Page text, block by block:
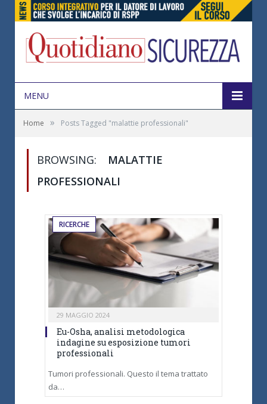
MENU
Home » Posts Tagged "malattie professionali"
BROWSING:
MALATTIE
PROFESSIONALI
RICERCHE
29 MAGGIO 2024
Eu-Osha, analisi metodologica
indagine su esposizione tumori
professionali
Tumori professionali. Questo il tema trattato
da…